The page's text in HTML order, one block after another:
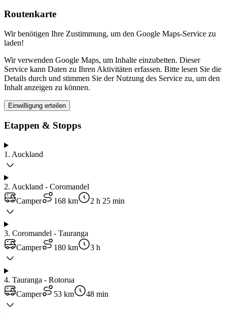
Routenkarte
Wir benötigen Ihre Zustimmung, um den Google Maps-Service zu
laden!
Wir verwenden Google Maps, um Inhalte einzubetten. Dieser
Service kann Daten zu Ihren Aktivitäten erfassen. Bitte lesen Sie die
Details durch und stimmen Sie der Nutzung des Service zu, um den
Inhalt anzeigen zu können.
Einwilligung erteilen
Etappen & Stopps
1 . Auckland
2. Auckland - Coromandel
Camper
168 km 2 h 25 min
3. Coromandel - Tauranga
Camper
180 km 3 h
4. Tauranga - Rotorua
Camper
53 km 48 min